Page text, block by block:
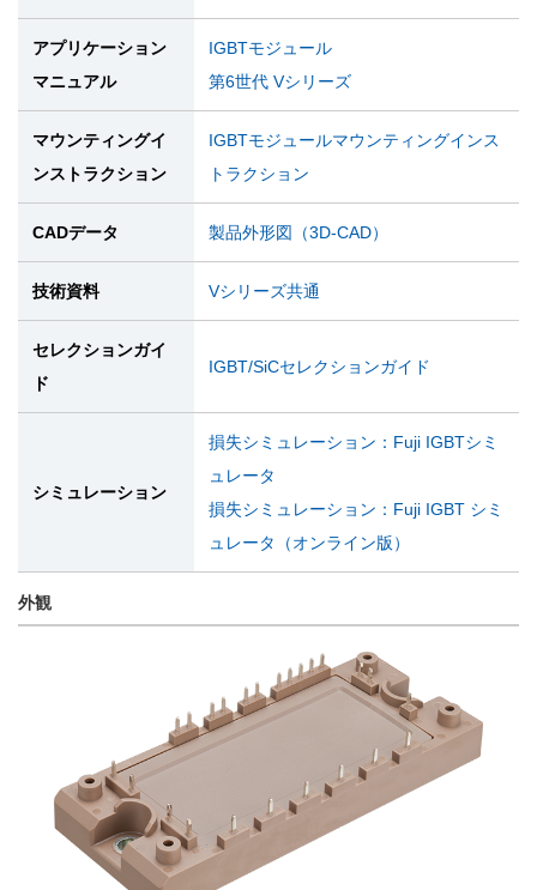
アプリケーション
マニュアル
IGBTモジュール
第6世代 Vシリーズ
マウンティングイ
ンストラクション
IGBTモジュールマウンティングインス
トラクション
CADデータ 製品外形図（3D-CAD）
技術資料 Vシリーズ共通
セレクションガイ
ド
IGBT/SiCセレクションガイド
シミュレーション
損失シミュレーション：Fuji IGBTシミ
ュレータ
損失シミュレーション：Fuji IGBT シミ
ュレータ（オンライン版）
外観